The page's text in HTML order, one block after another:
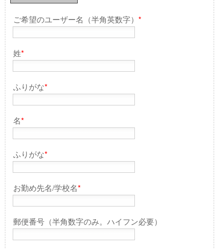
ご希望のユーザー名（半角英数字） *
姓*
ふりがな*
名*
ふりがな*
お勤め先名/学校名*
郵便番号（半角数字のみ。ハイフン必要）